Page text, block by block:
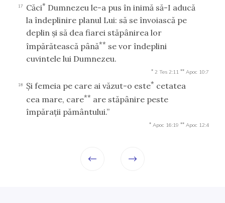
17 Căci* Dumnezeu le-a pus în inimă să-I aducă
la îndeplinire planul Lui: să se învoiască pe
deplin şi să dea fiarei stăpânirea lor
împărătească până** se vor îndeplini
cuvintele lui Dumnezeu.
* 2 Tes 2:11 ** Apoc 10:7
18 Şi femeia pe care ai văzut-o este* cetatea
cea mare, care** are stăpânire peste
împăraţii pământului.”
* Apoc 16:19 ** Apoc 12:4